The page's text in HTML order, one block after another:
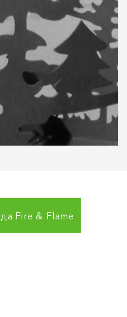
Fire & Flame